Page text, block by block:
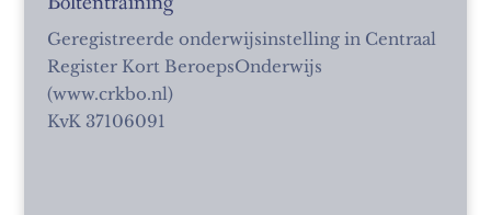
Geregistreerde onderwijsinstelling in Centraal
Register Kort BeroepsOnderwijs
(www.crkbo.nl)
KvK 37106091